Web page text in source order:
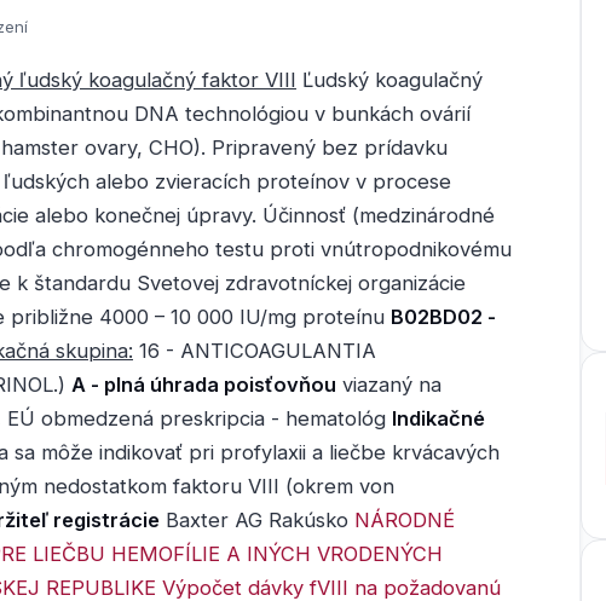
ľudský koagulačný faktor VIII Ľudský koagulačný
DNA technológiou v bunkách ovárií
ovary, CHO). Pripravený bez prídavku
alebo zvieracích proteínov v procese
alebo konečnej úpravy. Účinnosť (medzinárodné
chromogénneho testu proti vnútropodnikovému
k štandardu Svetovej zdravotníckej organizácie
približne 4000 – 10 000 IU/mg proteínu B02BD02 -
skupina: 16 - ANTICOAGULANTIA
A - plná úhrada poisťovňou viazaný na
obmedzená preskripcia - hematológ Indikačné
sa môže indikovať pri profylaxii a liečbe krvácavých
nedostatkom faktoru VIII (okrem von
registrácie Baxter AG Rakúsko NÁRODNÉ
LIEČBU HEMOFÍLIE A INÝCH VRODENÝCH
REPUBLIKE Výpočet dávky fVIII na požadovanú